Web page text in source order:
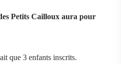
Petits Cailloux aura pour
que 3 enfants inscrits.